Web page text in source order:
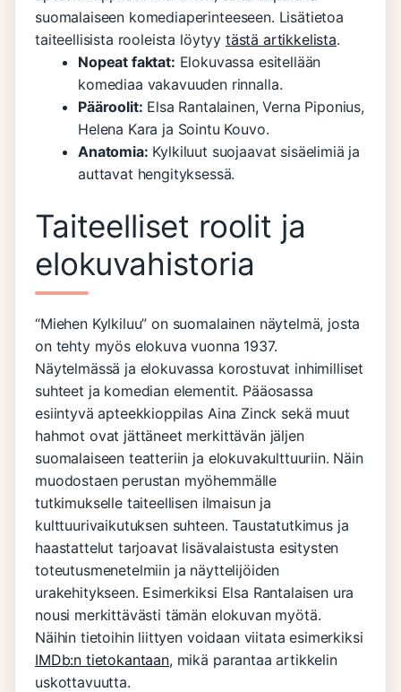
suomalaiseen komediaperinteeseen. Lisätietoa
taiteellisista rooleista löytyy tästä artikkelista.
Nopeat faktat: Elokuvassa esitellään
komediaa vakavuuden rinnalla.
Pääroolit: Elsa Rantalainen, Verna Piponius,
Helena Kara ja Sointu Kouvo.
Anatomia: Kylkiluut suojaavat sisäelimiä ja
auttavat hengityksessä.
Taiteelliset roolit ja
elokuvahistoria
“Miehen Kylkiluu” on suomalainen näytelmä, josta
on tehty myös elokuva vuonna 1937.
Näytelmässä ja elokuvassa korostuvat inhimilliset
suhteet ja komedian elementit. Pääosassa
esiintyvä apteekkioppilas Aina Zinck sekä muut
hahmot ovat jättäneet merkittävän jäljen
suomalaiseen teatteriin ja elokuvakulttuuriin. Näin
muodostaen perustan myöhemmälle
tutkimukselle taiteellisen ilmaisun ja
kulttuurivaikutuksen suhteen. Taustatutkimus ja
haastattelut tarjoavat lisävalaistusta esitysten
toteutusmenetelmiin ja näyttelijöiden
urakehitykseen. Esimerkiksi Elsa Rantalaisen ura
nousi merkittävästi tämän elokuvan myötä.
Näihin tietoihin liittyen voidaan viitata esimerkiksi
IMDb:n tietokantaan, mikä parantaa artikkelin
uskottavuutta.